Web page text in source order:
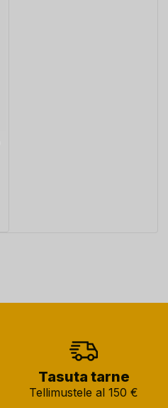
Tasuta tarne
Tellimustele al 150 €